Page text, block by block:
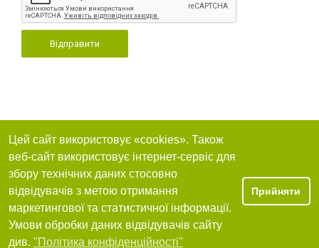
Відправити
Цей сайт використовує «cookies». Також
веб-сайт використовує інтернет-сервіс для
збору технічних даних стосовно
відвідувачів з метою отримання
маркетингової та статистичної інформації.
Умови обробки даних відвідувачів сайту
див. "Політика конфіденційності"
Прийняти